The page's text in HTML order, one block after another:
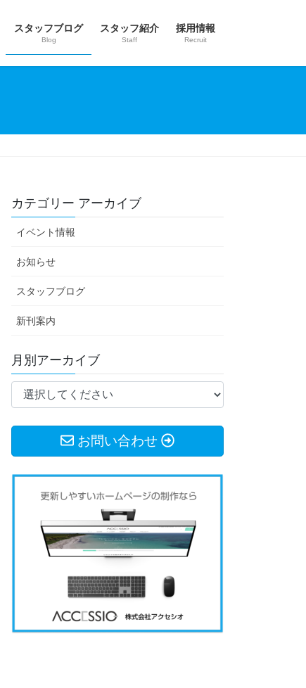
スタッフブログ
Blog
スタッフ紹介
Staff
採用情報
Recruit
カテゴリー アーカイブ
イベント情報
お知らせ
スタッフブログ
新刊案内
月別アーカイブ
お問い合わせ